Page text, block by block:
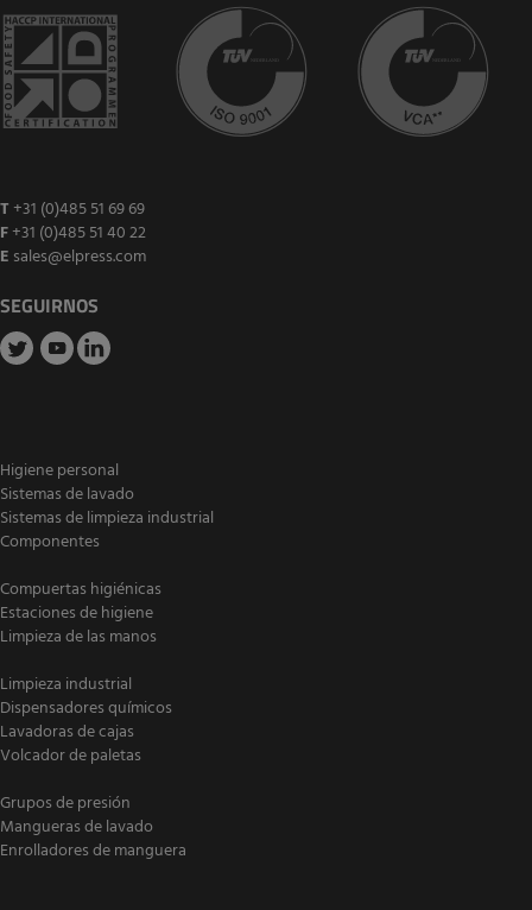
T +31 (0)485 51 69 69
F+31 (0)485 51 40 22
E sales@elpress.com
SEGUIRNOS
Higiene personal
Sistemas de lavado
Sistemas de limpieza industrial
Componentes
Compuertas higiénicas
Estaciones de higiene
Limpieza de las manos
Limpieza industrial
Dispensadores químicos
Lavadoras de cajas
Volcador de paletas
Grupos de presión
Mangueras de lavado
Enrolladores de manguera